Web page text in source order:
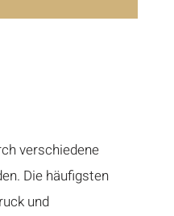
verschiedene
Die häufigsten
und